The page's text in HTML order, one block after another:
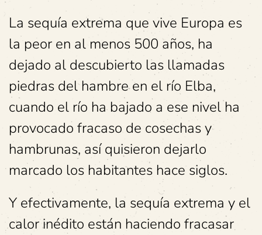
La sequía extrema que vive Europa es
la peor en al menos 500 años, ha
dejado al descubierto las llamadas
piedras del hambre en el río Elba,
cuando el río ha bajado a ese nivel ha
provocado fracaso de cosechas y
hambrunas, así quisieron dejarlo
marcado los habitantes hace siglos.
Y efectivamente, la sequía extrema y el
calor inédito están haciendo fracasar